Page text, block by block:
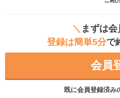
＼ まずは会
登録は簡単5分で
会員
既に会員登録済み